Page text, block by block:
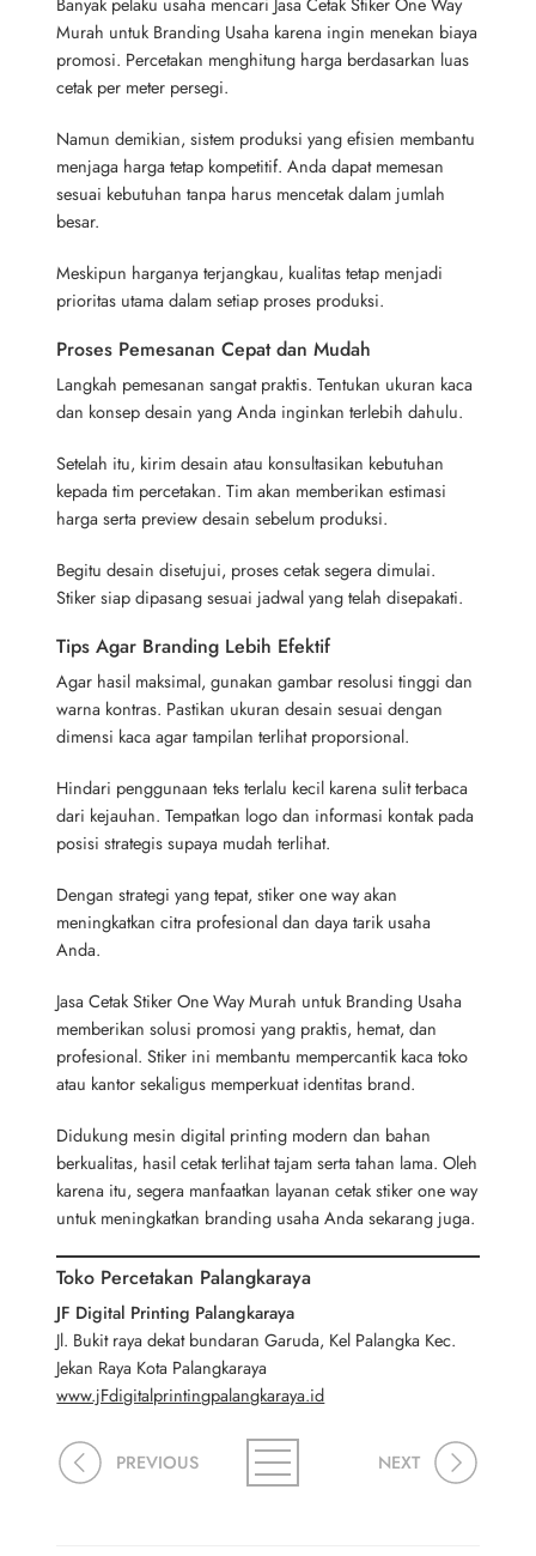
Murah untuk Branding Usaha karena ingin menekan biaya
promosi. Percetakan menghitung harga berdasarkan luas
cetak per meter persegi.
Namun demikian, sistem produksi yang efisien membantu
menjaga harga tetap kompetitif. Anda dapat memesan
sesuai kebutuhan tanpa harus mencetak dalam jumlah
besar.
Meskipun harganya terjangkau, kualitas tetap menjadi
prioritas utama dalam setiap proses produksi.
Proses Pemesanan Cepat dan Mudah
Langkah pemesanan sangat praktis. Tentukan ukuran kaca
dan konsep desain yang Anda inginkan terlebih dahulu.
Setelah itu, kirim desain atau konsultasikan kebutuhan
kepada tim percetakan. Tim akan memberikan estimasi
harga serta preview desain sebelum produksi.
Begitu desain disetujui, proses cetak segera dimulai.
Stiker siap dipasang sesuai jadwal yang telah disepakati.
Tips Agar Branding Lebih Efektif
Agar hasil maksimal, gunakan gambar resolusi tinggi dan
warna kontras. Pastikan ukuran desain sesuai dengan
dimensi kaca agar tampilan terlihat proporsional.
Hindari penggunaan teks terlalu kecil karena sulit terbaca
dari kejauhan. Tempatkan logo dan informasi kontak pada
posisi strategis supaya mudah terlihat.
Dengan strategi yang tepat, stiker one way akan
meningkatkan citra profesional dan daya tarik usaha
Anda.
Jasa Cetak Stiker One Way Murah untuk Branding Usaha
memberikan solusi promosi yang praktis, hemat, dan
profesional. Stiker ini membantu mempercantik kaca toko
atau kantor sekaligus memperkuat identitas brand.
Didukung mesin digital printing modern dan bahan
berkualitas, hasil cetak terlihat tajam serta tahan lama. Oleh
karena itu, segera manfaatkan layanan cetak stiker one way
untuk meningkatkan branding usaha Anda sekarang juga.
Toko Percetakan Palangkaraya
JF Digital Printing Palangkaraya
Jl. Bukit raya dekat bundaran Garuda, Kel Palangka Kec.
Jekan Raya Kota Palangkaraya
www.jFdigitalprintingpalangkaraya.id
PREVIOUS NEXT